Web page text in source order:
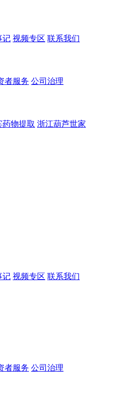
记 视频专区 联系我们
者服务 公司治理
药物提取 浙江葫芦世家
记 视频专区 联系我们
者服务 公司治理